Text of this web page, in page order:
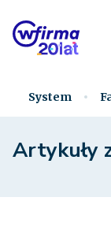
System
Artykuły